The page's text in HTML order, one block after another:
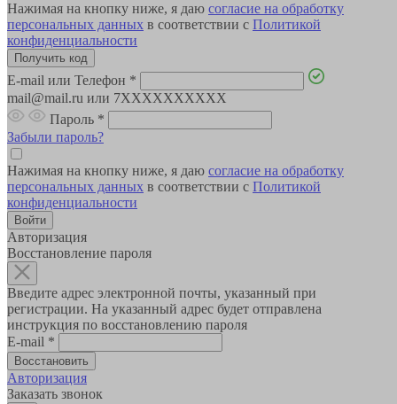
Нажимая на кнопку ниже, я даю согласие на обработку
персональных данных в соответствии с Политикой
конфиденциальности
E-mail или Телефон *
mail@mail.ru или 7XXXXXXXXXX
Пароль *
Забыли пароль?
Нажимая на кнопку ниже, я даю согласие на обработку
персональных данных в соответствии с Политикой
конфиденциальности
Авторизация
Восстановление пароля
Введите адрес электронной почты, указанный при
регистрации. На указанный адрес будет отправлена
инструкция по восстановлению пароля
E-mail *
Авторизация
Заказать звонок